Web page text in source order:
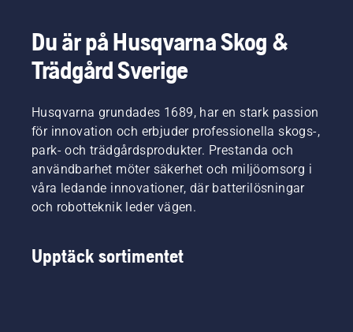
Du är på Husqvarna Skog &
Trädgård Sverige
Husqvarna grundades 1689, har en stark passion
för innovation och erbjuder professionella skogs-,
park- och trädgårdsprodukter. Prestanda och
användbarhet möter säkerhet och miljöomsorg i
våra ledande innovationer, där batterilösningar
och robotteknik leder vägen.
Upptäck sortimentet